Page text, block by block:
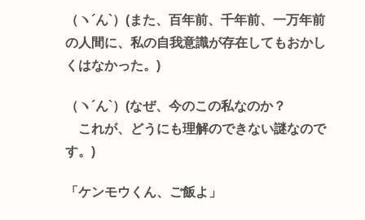
（ヽ´ん`）(また、百年前、千年前、一万年前
の人間に、私の自我意識が存在してもおかし
くはなかった。)
（ヽ´ん`）(なぜ、今のこの私なのか？
これが、どうにも理解のできない謎なので
す。)
「ケンモウくん、ご飯よ」